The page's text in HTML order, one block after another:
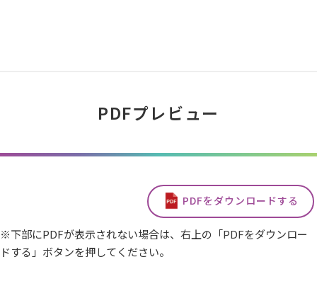
PDFプレビュー
PDFをダウンロードする
※下部にPDFが表示されない場合は、右上の「PDFをダウンロー
ドする」ボタンを押してください。